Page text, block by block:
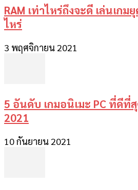
RAM เท่าไหร่ถึงจะดี เล่นเก
ไหร่
3 พฤศจิกายน 2021
5 อันดับ เกมอนิเมะ PC ที่ดีที่
2021
10 กันยายน 2021